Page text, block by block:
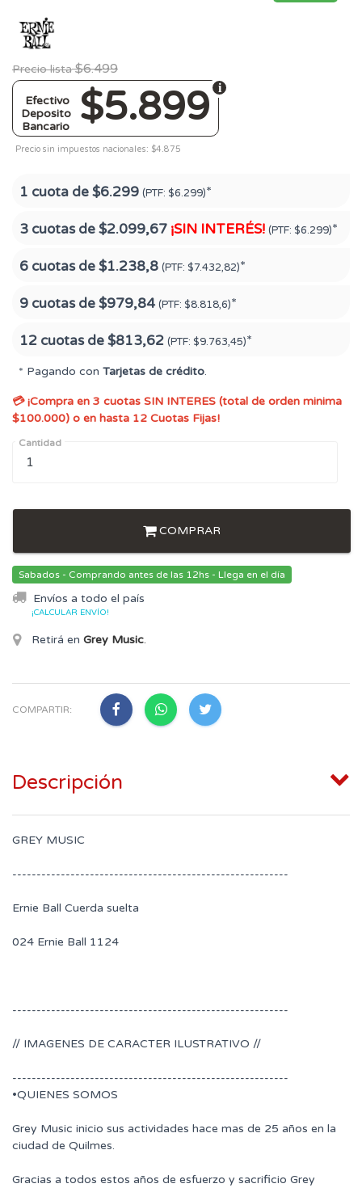
Precio lista $6.499
$5.899
Efectivo
Deposito
Bancario
Precio sin impuestos nacionales: $4.875
1 cuota de$6.299 (PTF: $6.299)*
3 cuotas de$2.099,67 ¡SIN INTERÉS! (PTF: $6.299)*
6 cuotas de$1.238,8 (PTF: $7.432,82)*
9 cuotas de$979,84 (PTF: $8.818,6)*
12 cuotas de$813,62 (PTF: $9.763,45)*
* Pagando con Tarjetas de crédito.
💳 ¡Compra en 3 cuotas SIN INTERES (total de orden minima
$100.000) o en hasta 12 Cuotas Fijas!
Cantidad
COMPRAR
Sabados - Comprando antes de las 12hs - Llega en el día
Envíos a todo el país
¡CALCULAR ENVÍO!
Retirá en Grey Music.
COMPARTIR:
Descripción
GREY MUSIC
---------------------------------------------------------
Ernie Ball Cuerda suelta
024 Ernie Ball 1124
---------------------------------------------------------
// IMAGENES DE CARACTER ILUSTRATIVO //
---------------------------------------------------------
•QUIENES SOMOS
Grey Music inicio sus actividades hace mas de 25 años en la
ciudad de Quilmes.
Gracias a todos estos años de esfuerzo y sacrificio Grey